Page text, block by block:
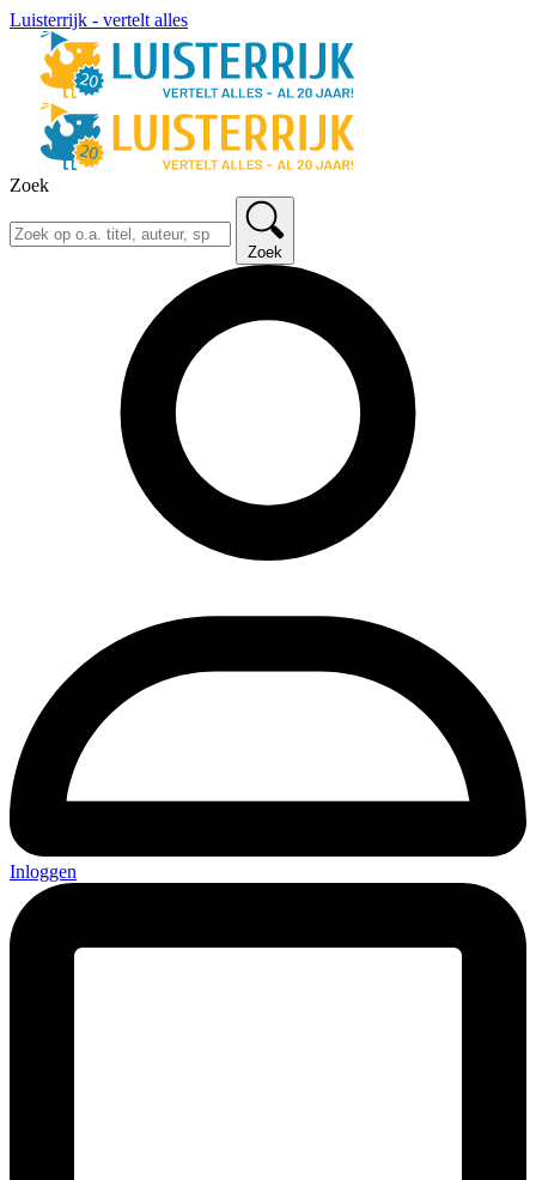
Luisterrijk - vertelt alles
Zoek
Zoek
Inloggen